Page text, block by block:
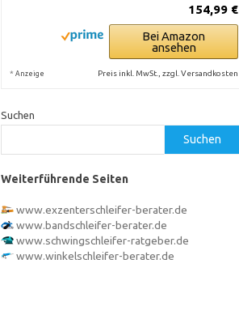
154,99 €
Bei Amazon
ansehen
* Anzeige Preis inkl. MwSt., zzgl. Versandkosten
Suchen
Suchen
Weiterführende Seiten
www.exzenterschleifer-berater.de
www.bandschleifer-berater.de
www.schwingschleifer-ratgeber.de
www.winkelschleifer-berater.de